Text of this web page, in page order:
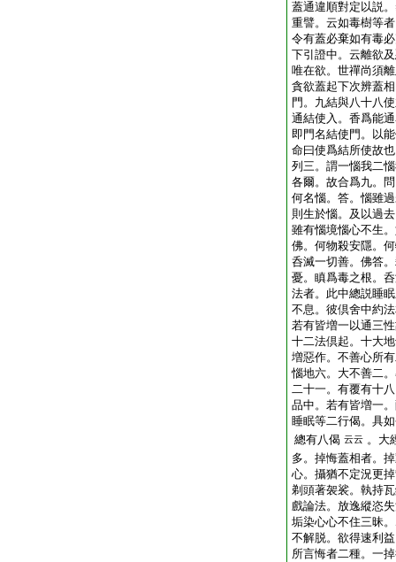
蓋通違順對定以説
重譬。云如毒樹等
令有蓋必棄如有毒
下引證中。云離欲
唯在欲。世禪尚須
貪欲蓋起下次辨蓋
門。九結與八十八
通結使入。香爲能
即門名結使門。以
命曰使爲結所使故
列三。謂一惱我二
各爾。故合爲九。
何名惱。答。惱雖
則生於惱。及以過
雖有惱境惱心不生
佛。何物殺安隱。
呑滅一切善。佛答
憂。瞋爲毒之根。
法者。此中總説睡
不息。彼倶舍中約
若有皆増一以通三
十二法倶起。十大
増惡作。不善心所
惱地六。大不善二
二十一。有覆有十
品中。若有皆増一
睡眠等二行偈。具
總有八偈 云云 。大
多。掉悔蓋相者。
心。攝猶不定況更
剃頭著袈裟。執持
戲論法。放逸縱恣
垢染心心不住三昧
不解脱。欲得速利
所言悔者二種。一